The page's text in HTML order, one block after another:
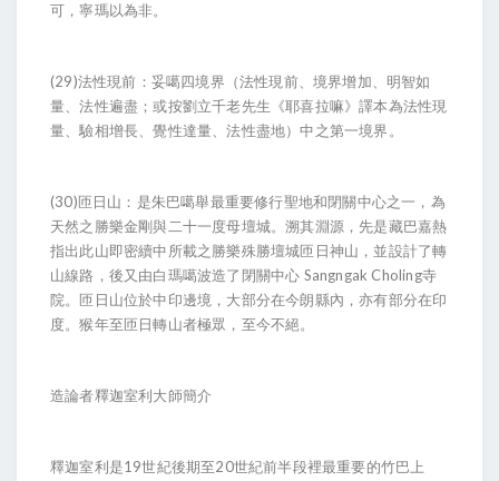
可，寧瑪以為非。
(29)法性現前：妥噶四境界（法性現前、境界增加、明智如
量、法性遍盡；或按劉立千老先生《耶喜拉嘛》譯本為法性現
量、驗相增長、覺性達量、法性盡地）中之第一境界。
(30)匝日山：是朱巴噶舉最重要修行聖地和閉關中心之一，為
天然之勝樂金剛與二十一度母壇城。溯其淵源，先是藏巴嘉熱
指出此山即密續中所載之勝樂殊勝壇城匝日神山，並設計了轉
山線路，後又由白瑪噶波造了閉關中心 Sangngak Choling寺
院。匝日山位於中印邊境，大部分在今朗縣內，亦有部分在印
度。猴年至匝日轉山者極眾，至今不絕。
造論者釋迦室利大師簡介
釋迦室利是19世紀後期至20世紀前半段裡最重要的竹巴上